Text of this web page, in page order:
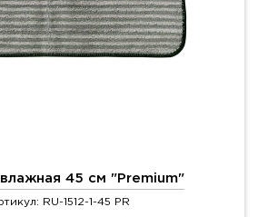
45 см "Premium"
RU-1512-1-45 PR